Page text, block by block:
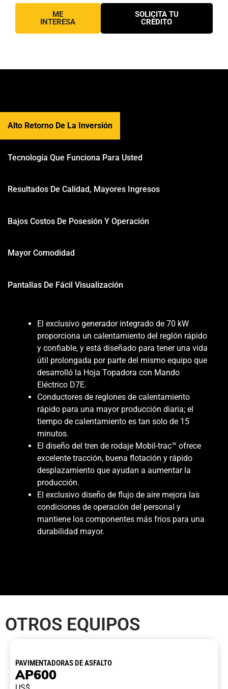
ME
INTERESA
SOLICITA TU
CRÉDITO
Alto Retorno De La Inversión
Tecnología Que Funciona Para Usted
Resultados De Calidad, Mayores Ingresos
Bajos Costos De Posesión Y Operación
Mayor Comodidad
Pantallas De Fácil Visualización
El exclusivo generador integrado de 70 kW
proporciona un calentamiento del reglón rápido
y confiable, y está diseñado para tener una vida
útil prolongada por parte del mismo equipo que
desarrolló la Hoja Topadora con Mando
Eléctrico D7E.
Conductores de reglones de calentamiento
rápido para una mayor producción diaria; el
tiempo de calentamiento es tan solo de 15
minutos.
El diseño del tren de rodaje Mobil-trac™ ofrece
excelente tracción, buena flotación y rápido
desplazamiento que ayudan a aumentar la
producción.
El exclusivo diseño de flujo de aire mejora las
condiciones de operación del personal y
mantiene los componentes más fríos para una
durabilidad mayor.
OTROS EQUIPOS
PAVIMENTADORAS DE ASFALTO
AP600